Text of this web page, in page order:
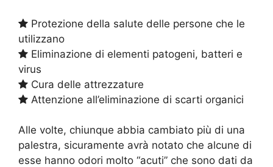
Protezione della salute delle persone che le
utilizzano
Eliminazione di elementi patogeni, batteri e
virus
Cura delle attrezzature
Attenzione all’eliminazione di scarti organici
Alle volte, chiunque abbia cambiato più di una
palestra, sicuramente avrà notato che alcune di
esse hanno odori molto “acuti” che sono dati da